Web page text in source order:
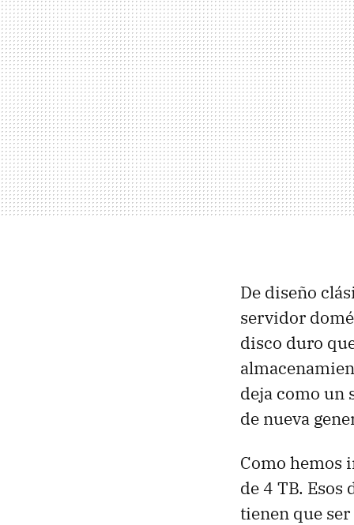
De diseño
servidor
disco duro
deja como un
de nueva
Como hemos
de 4 TB.
tienen que